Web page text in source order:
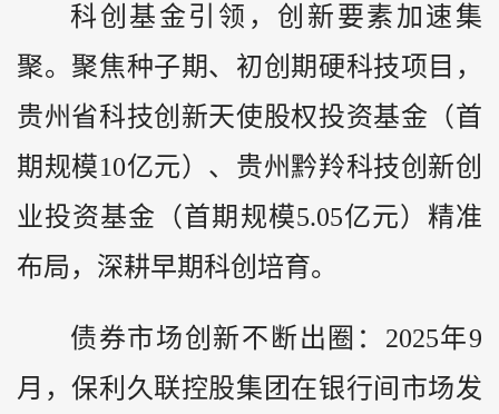
科创基金引领，创新要素加速集
聚。聚焦种子期、初创期硬科技项目，
贵州省科技创新天使股权投资基金（首
期规模10亿元）、贵州黔羚科技创新创
业投资基金（首期规模5.05亿元）精准
布局，深耕早期科创培育。
债券市场创新不断出圈：2025年9
月，保利久联控股集团在银行间市场发